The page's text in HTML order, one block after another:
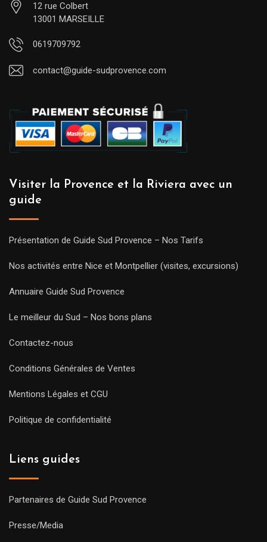
12 rue Colbert
13001 MARSEILLE
0619709792
contact@guide-sudprovence.com
Visiter la Provence et la Riviera avec un
guide
Présentation de Guide Sud Provence – Nos Tarifs
Nos activités entre Nice et Montpellier (visites, excursions)
Annuaire Guide Sud Provence
Le meilleur du Sud – Nos bons plans
Contactez-nous
Conditions Générales de Ventes
Mentions Légales et CGU
Politique de confidentialité
Liens guides
Partenaires de Guide Sud Provence
Presse/Media